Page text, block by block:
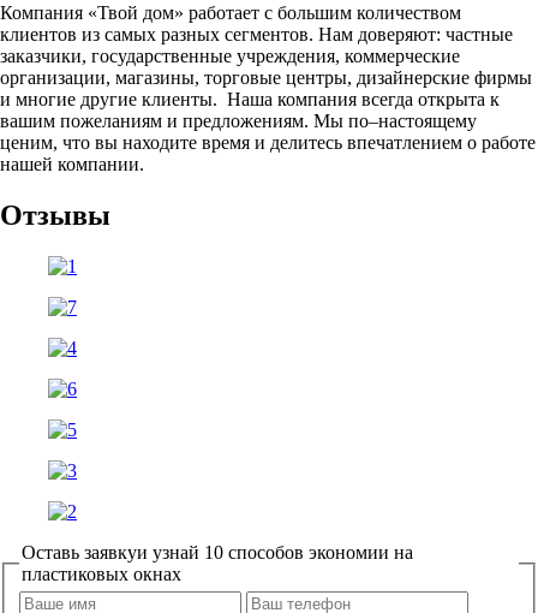
Компания «Твой дом» работает с большим количеством
клиентов из самых разных сегментов. Нам доверяют: частные
заказчики, государственные учреждения, коммерческие
организации, магазины, торговые центры, дизайнерские фирмы
и многие другие клиенты. Наша компания всегда открыта к
вашим пожеланиям и предложениям. Мы по–настоящему
ценим, что вы находите время и делитесь впечатлением о работе
нашей компании.
Отзывы
Оставь заявкуи узнай 10 способов экономии на
пластиковых окнах